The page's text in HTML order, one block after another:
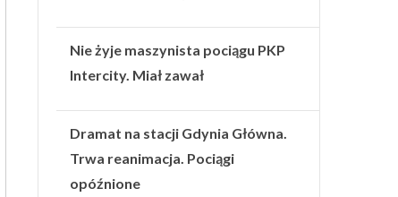
Nie żyje maszynista pociągu PKP
Intercity. Miał zawał
Dramat na stacji Gdynia Główna.
Trwa reanimacja. Pociągi
opóźnione